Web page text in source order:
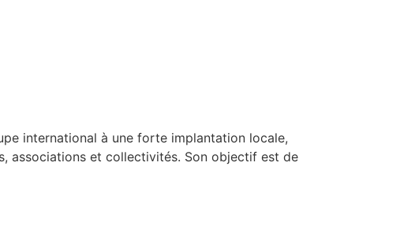
international à une forte implantation locale,
associations et collectivités. Son objectif est de